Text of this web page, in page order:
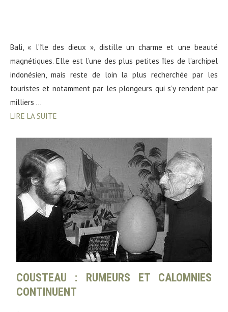
Bali, « l’île des dieux », distille un charme et une beauté
magnétiques. Elle est l’une des plus petites îles de l’archipel
indonésien, mais reste de loin la plus recherchée par les
touristes et notamment par les plongeurs qui s’y rendent par
milliers …
LIRE LA SUITE
COUSTEAU : RUMEURS ET CALOMNIES
CONTINUENT